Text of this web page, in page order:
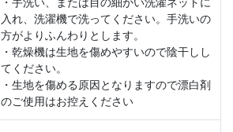
入れ、洗濯機で洗ってください。手洗いの
方がよりふんわりとします。
・乾燥機は生地を傷めやすいので陰干しし
てください。
・生地を傷める原因となりますので漂白剤
のご使用はお控えください